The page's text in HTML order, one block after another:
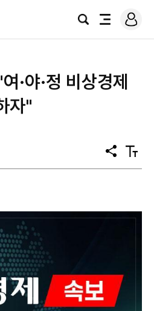
검
전
로
그
·야·정 비상경제
자"
공
유
텍
스